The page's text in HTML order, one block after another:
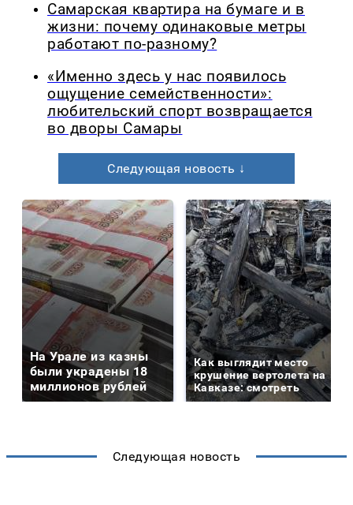
Самарская квартира на бумаге и в
жизни: почему одинаковые метры
работают по-разному?
«Именно здесь у нас появилось
ощущение семейственности»:
любительский спорт возвращается
во дворы Самары
Следующая новость ↓
На Урале из казны
были украдены 18
миллионов рублей
Как выглядит место
крушение вертолета на
Кавказе: смотреть
Следующая новость